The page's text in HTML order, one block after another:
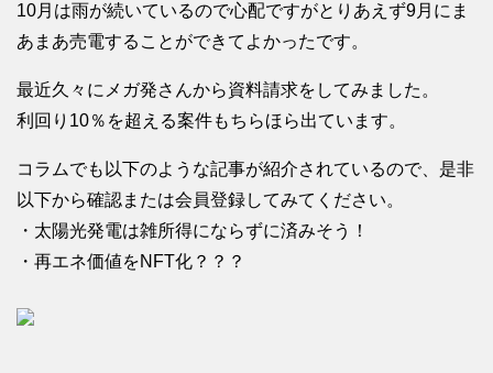
10月は雨が続いているので心配ですがとりあえず9月にま
あまあ売電することができてよかったです。
最近久々にメガ発さんから資料請求をしてみました。
利回り10％を超える案件もちらほら出ています。
コラムでも以下のような記事が紹介されているので、是非
以下から確認または会員登録してみてください。
・太陽光発電は雑所得にならずに済みそう！
・再エネ価値をNFT化？？？